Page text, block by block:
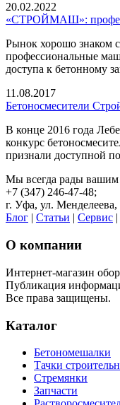
20.02.2022
«СТРОЙМАШ»:
Рынок хорошо знаком
профессиональные
доступа к бетонному
11.08.2017
Бетоносмесители
В конце 2016 года
конкурс
признали доступной
Мы всегда рады вашим
+7 (347) 246-47-48;
г. Уфа, ул. Менделеева,
Блог | Статьи | Сервис |
О компании
Интернет-магазин
Публикация
Все права защищены.
Каталог
Бетономешалки
Тачки
Стремянки
Запчасти